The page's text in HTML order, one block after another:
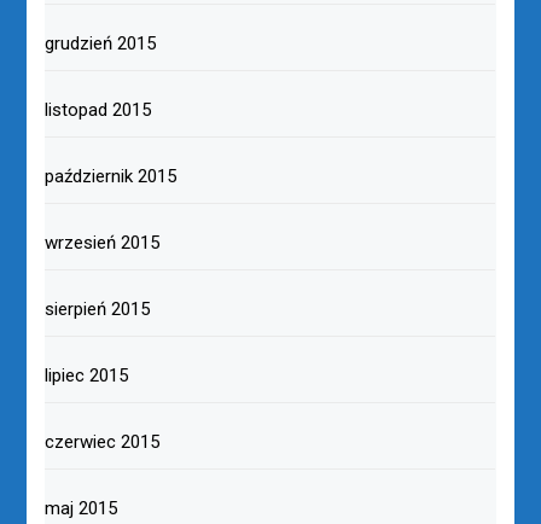
grudzień 2015
listopad 2015
październik 2015
wrzesień 2015
sierpień 2015
lipiec 2015
czerwiec 2015
maj 2015